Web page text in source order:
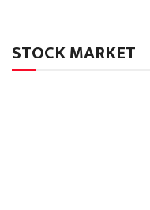
STOCK MARKET